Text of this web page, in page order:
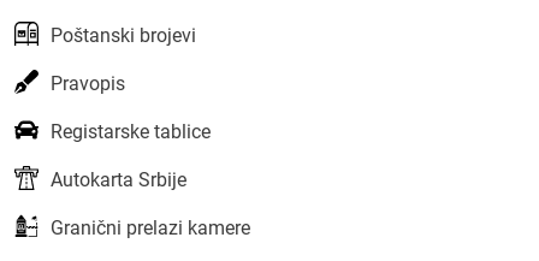
Poštanski brojevi
Pravopis
Registarske tablice
Autokarta Srbije
Granični prelazi kamere